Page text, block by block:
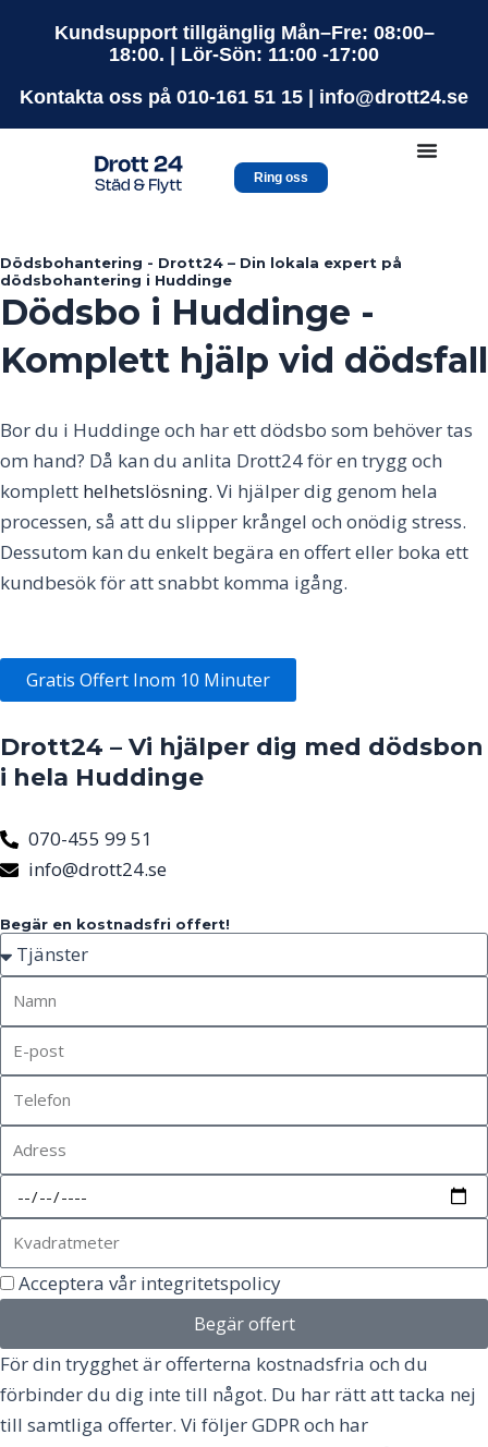
Kundsupport tillgänglig Mån–Fre: 08:00–
18:00. | Lör-Sön: 11:00 -17:00
Kontakta oss på 010-161 51 15 | info@drott24.se
Ring oss
Dödsbohantering - Drott24 – Din lokala expert på
dödsbohantering i Huddinge
Dödsbo i Huddinge -
Komplett hjälp vid dödsfall
Bor du i Huddinge och har ett dödsbo som behöver tas
om hand? Då kan du anlita Drott24 för en trygg och
komplett helhetslösning. Vi hjälper dig genom hela
processen, så att du slipper krångel och onödig stress.
Dessutom kan du enkelt begära en offert eller boka ett
kundbesök för att snabbt komma igång.
Gratis Offert Inom 10 Minuter
Drott24 – Vi hjälper dig med dödsbon
i hela Huddinge
070-455 99 51
info@drott24.se
Begär en kostnadsfri offert!
Acceptera vår integritetspolicy
Begär offert
För din trygghet är offerterna kostnadsfria och du
förbinder du dig inte till något. Du har rätt att tacka nej
till samtliga offerter. Vi följer GDPR och har